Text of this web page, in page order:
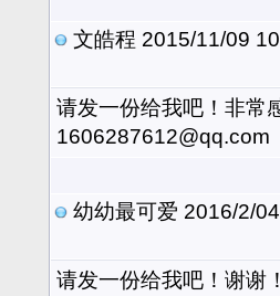
文皓程 2015/11/09
请发一份给我吧！非常
1606287612@qq.com
幼幼最可爱 2016/2/
请发一份给我吧！谢谢！